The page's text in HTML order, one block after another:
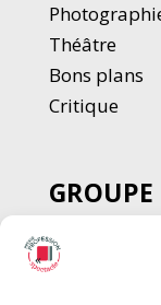
Théâtre
Bons plans
Critique
Chèque